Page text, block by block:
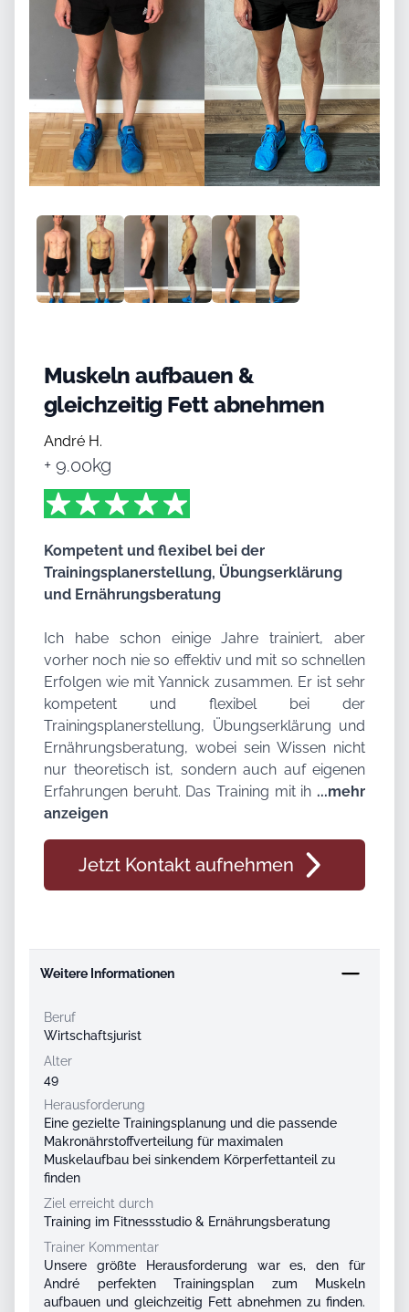
Muskeln aufbauen &
gleichzeitig Fett abnehmen
Kunde
André H.
+ 9.00kg
Reviews
5 von 5 Sternen
Bewertung
Kompetent und flexibel bei der
Trainingsplanerstellung, Übungserklärung
und Ernährungsberatung
Ich habe schon einige Jahre trainiert, aber
vorher noch nie so effektiv und mit so schnellen
Erfolgen wie mit Yannick zusammen. Er ist sehr
kompetent und flexibel bei der
Trainingsplanerstellung, Übungserklärung und
Ernährungsberatung, wobei sein Wissen nicht
nur theoretisch ist, sondern auch auf eigenen
Erfahrungen beruht. Das Training mit ih ...mehr
anzeigen
Jetzt Kontakt aufnehmen
Weitere Informationen
Beruf
Wirtschaftsjurist
Alter
49
Herausforderung
Eine gezielte Trainingsplanung und die passende
Makronährstoffverteilung für maximalen
Muskelaufbau bei sinkendem Körperfettanteil zu
finden
Ziel erreicht durch
Training im Fitnessstudio & Ernährungsberatung
Trainer Kommentar
Unsere größte Herausforderung war es, den für
André perfekten Trainingsplan zum Muskeln
aufbauen und gleichzeitig Fett abnehmen zu finden.